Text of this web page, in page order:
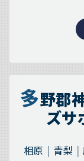
多野郡
ズサ
相原 青梨